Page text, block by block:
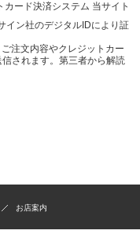
当サイト
イン社のデジタルIDにより証
注文内容やクレジットカー
されます。第三者から解読
お店案内